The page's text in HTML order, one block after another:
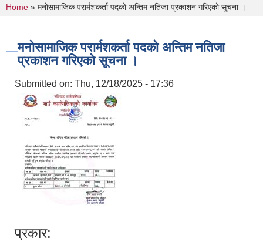
You are here
Home » मनोसामाजिक परार्मशकर्ता पदको अन्तिम नतिजा प्रकाशन गरिएको सूचना ।
मनोसामाजिक परार्मशकर्ता पदको अन्तिम नतिजा
प्रकाशन गरिएको सूचना ।
Submitted on: Thu, 12/18/2025 - 17:36
प्रकार: